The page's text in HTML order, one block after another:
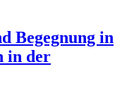
Begegnung in
in der